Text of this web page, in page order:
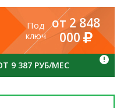
Под
ключ
от 2 848
000
9 387 РУБ/МЕС
!